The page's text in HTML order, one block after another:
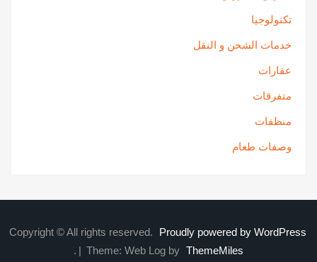
تكنولوجيا
خدمات الشحن و النقل
عقارات
متفرقات
منظفات
وصفات طعام
Copyright © All rights reserved.
Proudly powered by WordPress
| Theme: Web Log by ThemeMiles
.